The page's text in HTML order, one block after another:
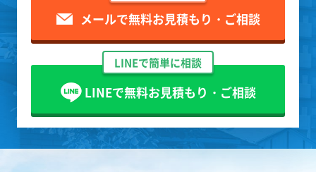
メールで無料お見積もり・ご相談
LINEで簡単に相談
LINEで無料お見積もり・ご相談